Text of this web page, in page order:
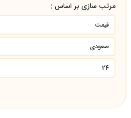
مرتب سازی بر اساس :